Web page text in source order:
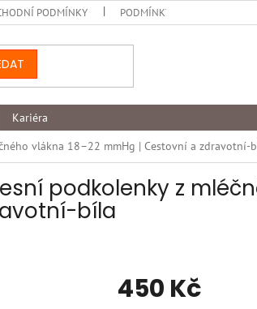
PODMÍNKY PODMÍNKY OCHRANY
Kariéra
vlákna 18–22 mmHg | Cestovní a zdravotní-
podkolenky z
bíla
450 Kč